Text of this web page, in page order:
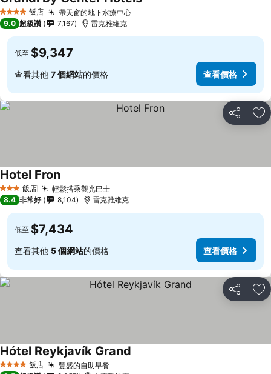
4 星級 飯店 帶天窗的地下水療中心
9.0 超級讚 7,167 雷克雅維克
低至 $9,347
查看其他 7 個網站的價格 查看價格
分享 加
3 星級 飯店 輕鬆搭乘觀光巴士
Hotel Fron
8.4 非常好 8,104 雷克雅維克
低至 $7,434
查看其他 5 個網站的價格 查看價格
分享 加
4 星級 飯店 豐盛的自助早餐
Hótel Reykjavík Grand